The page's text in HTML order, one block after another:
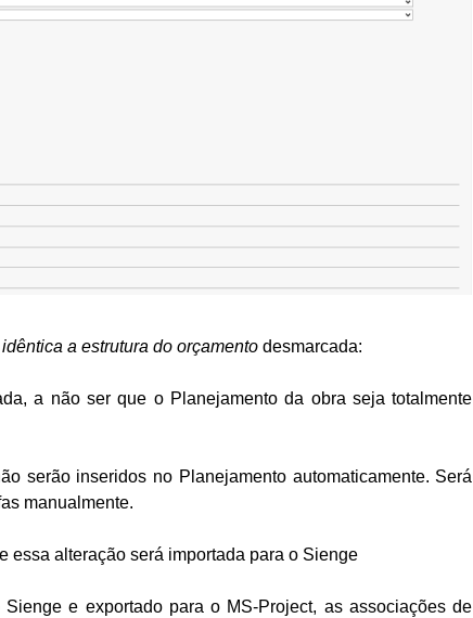
a estrutura do orçamento desmarcada:
a não ser que o Planejamento da obra seja totalmente
serão inseridos no Planejamento automaticamente. Será
manualmente.
essa alteração será importada para o Sienge
e exportado para o MS-Project, as associações de